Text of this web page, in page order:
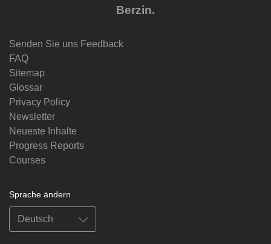
Berzin.
Senden Sie uns Feedback
FAQ
Sitemap
Glossar
Privacy Policy
Newsletter
Neueste Inhalte
Progress Reports
Courses
Sprache ändern